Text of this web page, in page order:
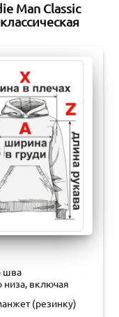
Man Classic
шва
низа, включая
(резинку)